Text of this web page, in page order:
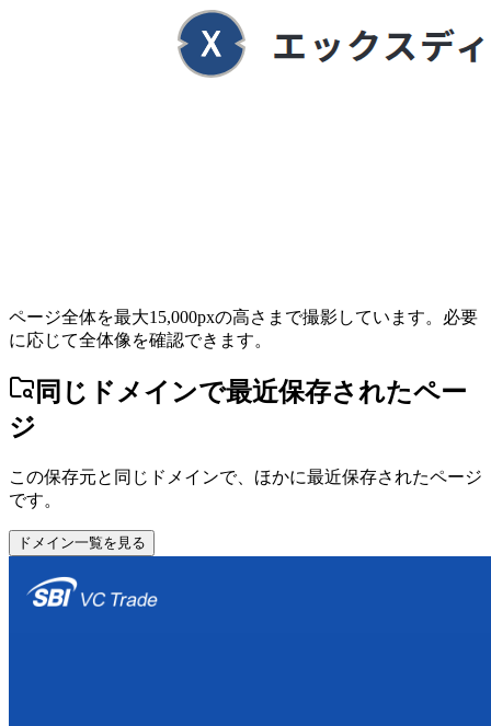
ページ全体を最大15,000pxの高さまで撮影しています。必要
に応じて全体像を確認できます。
同じドメインで最近保存されたペー
ジ
この保存元と同じドメインで、ほかに最近保存されたページ
です。
ドメイン一覧を見る